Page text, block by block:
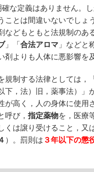
確な定義はありません。
とは間違いないでしょう
などもともと法規制の
」「合法アロマ 」などと
剤よりも人体に悪影響を
規制する法律としては，
以下，法）旧，薬事法）
が高く，人の身体に使用
呼び， 指定薬物を，医療
くは譲り受けること，
）。罰則は３年以下の懲